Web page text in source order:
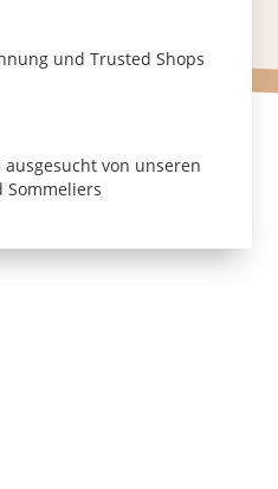
und Trusted Shops
ausgesucht von unseren
Sommeliers